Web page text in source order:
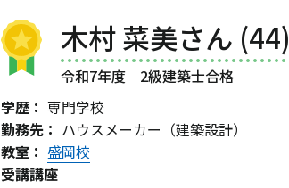
木村 菜美さん (44)
令和7年度 2級建築士合格
学歴： 専門学校
勤務先： ハウスメーカー（建築設計）
教室： 盛岡校
受講講座